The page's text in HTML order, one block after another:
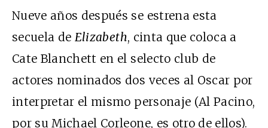
Nueve años después se estrena esta
secuela de Elizabeth, cinta que coloca a
Cate Blanchett en el selecto club de
actores nominados dos veces al Oscar por
interpretar el mismo personaje (Al Pacino,
por su Michael Corleone, es otro de ellos).